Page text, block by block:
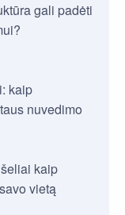
gali padėti
kaip
nuvedimo
kaip
vietą